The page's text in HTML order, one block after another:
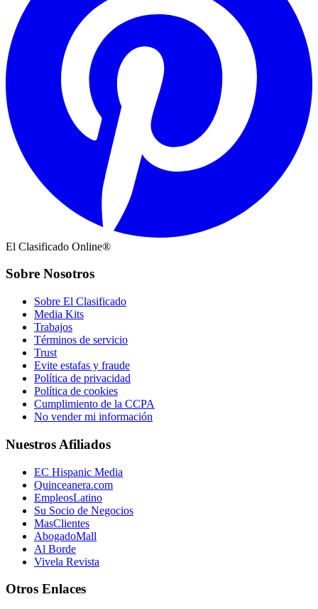
El Clasificado Online®
Sobre Nosotros
Sobre El Clasificado
Media Kits
Trabajos
Términos de servicio
Trust
Evite estafas y fraude
Política de privacidad
Política de cookies
Cumplimiento de la CCPA
No vender mi información
Nuestros Afiliados
EC Hispanic Media
Quinceanera.com
EmpleosLatino
Su Socio de Negocios
MasClientes
AbogadoMall
Al Borde
Vivela Revista
Otros Enlaces